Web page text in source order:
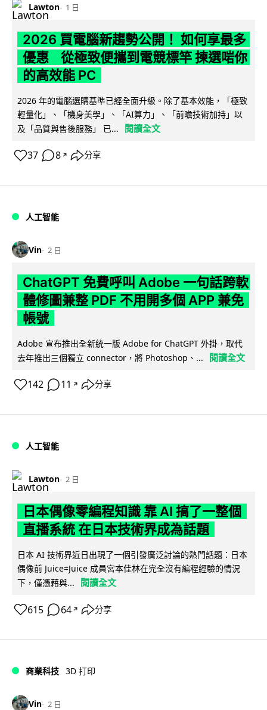
Lawton 1 日
2026 買電腦新趨勢公開！ 如何享最多
優惠 從極致便攜到電競標竿 揀選啱你
的高效能 PC
2026 年的電腦選購基準已經全面升級。除了基本效能，「極致
輕量化」、「機身美學」、「AI算力」、「前瞻技術加持」以
及「品質與售後服務」 已...
閱讀全文
37 8 ↗ 分享
人工智能
Vin 2 日
ChatGPT 免費呼叫 Adobe 一句話跨軟
體修圖兼整 PDF 不用開多個 APP 兼免
帳號
Adobe 宣布推出全新統一版 Adobe for ChatGPT 外掛，取代
去年推出三個獨立 connector，將 Photoshop、...
閱讀全文
142 11 ↗ 分享
人工智能
Lawton 2 日
日本偶像零編程知識 靠 AI 搞了一整個
直播系統 在日本技術界成為話題
日本 AI 技術界近日出現了一個引發廣泛討論的熱門話題：日本
偶像前 Juice=Juice 成員宮本佳林在完全沒有編程經驗的情況
下，僅憑藉與...
閱讀全文
615 64 ↗ 分享
商業科技 3D 打印
Vin 2 日